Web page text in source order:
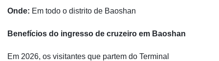
Onde: Em todo o distrito de Baoshan
Benefícios do ingresso de cruzeiro em Baoshan
Em 2026, os visitantes que partem do Terminal